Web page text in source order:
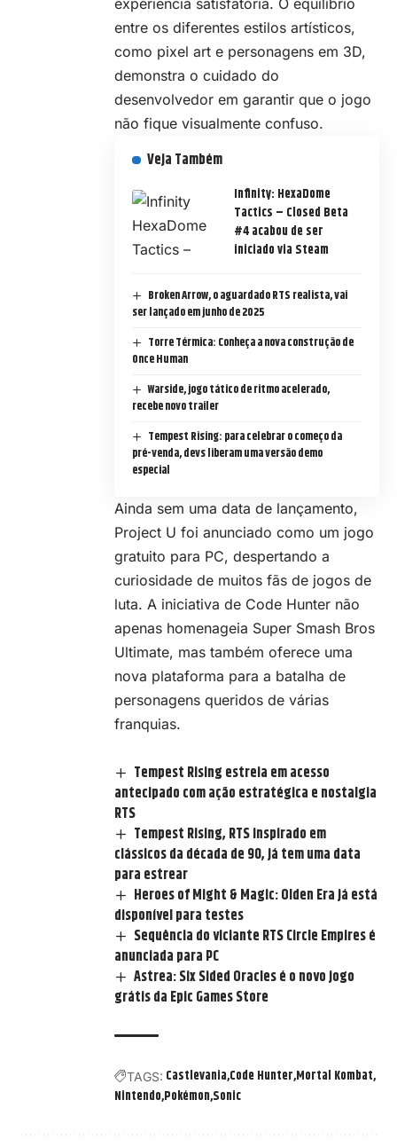
experiência satisfatória. O equilíbrio
entre os diferentes estilos artísticos,
como pixel art e personagens em 3D,
demonstra o cuidado do
desenvolvedor em garantir que o jogo
não fique visualmente confuso.
Veja Também
Infinity: HexaDome
Tactics – Closed Beta
#4 acabou de ser
iniciado via Steam
Broken Arrow, o aguardado RTS realista, vai
ser lançado em junho de 2025
Torre Térmica: Conheça a nova construção de
Once Human
Warside, jogo tático de ritmo acelerado,
recebe novo trailer
Tempest Rising: para celebrar o começo da
pré-venda, devs liberam uma versão demo
especial
Ainda sem uma data de lançamento,
Project U foi anunciado como um jogo
gratuito para PC, despertando a
curiosidade de muitos fãs de jogos de
luta. A iniciativa de Code Hunter não
apenas homenageia Super Smash Bros
Ultimate, mas também oferece uma
nova plataforma para a batalha de
personagens queridos de várias
franquias.
Tempest Rising estreia em acesso
antecipado com ação estratégica e nostalgia
RTS
Tempest Rising, RTS inspirado em
clássicos da década de 90, já tem uma data
para estrear
Heroes of Might & Magic: Olden Era já está
disponível para testes
Sequência do viciante RTS Circle Empires é
anunciada para PC
Astrea: Six Sided Oracles é o novo jogo
grátis da Epic Games Store
TAGS: Castlevania Code Hunter Mortal Kombat
Nintendo Pokémon Sonic